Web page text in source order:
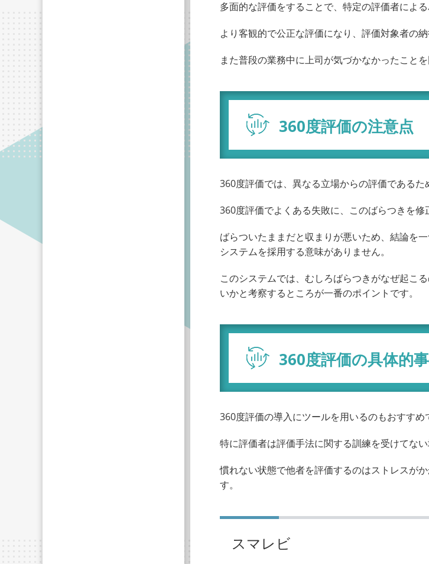
多面的な評価をすることで、特定の評価者によ
より客観的で公正な評価になり、評価対象者の
また普段の業務中に上司が気づかなかったこと
360度評価の注意点
360度評価では、異なる立場からの評価であるた
360度評価でよくある失敗に、このばらつきを修
ばらついたままだと収まりが悪いため、結論を
システムを採用する意味がありません。
このシステムでは、むしろばらつきがなぜ起こ
いかと考察するところが一番のポイントです。
360度評価の具体的
360度評価の導入にツールを用いるのもおすすめ
特に評価者は評価手法に関する訓練を受けてない
慣れない状態で他者を評価するのはストレスが
す。
スマレビ